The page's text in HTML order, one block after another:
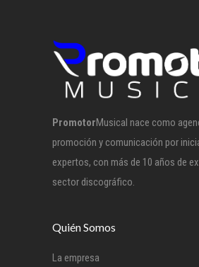
PromotorMusical nace como
promoción y comunicación por
expertos, con más de 10 años de
sector discográfico.
Quién Somos
La empresa